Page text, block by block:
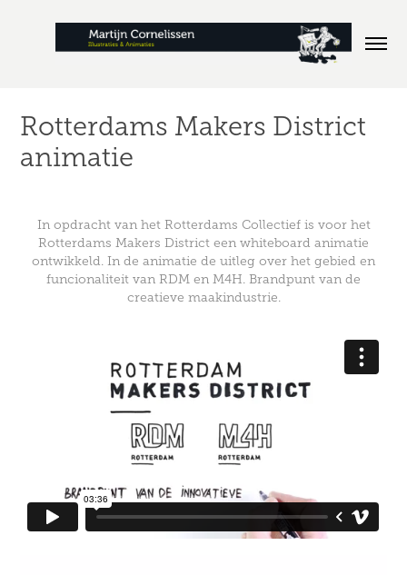
Rotterdams Makers District
animatie
In opdracht van het Rotterdams Collectief is voor het
Rotterdams Makers District een whiteboard animatie
ontwikkeld. In de animatie de uitleg over het gebied en
funcionaliteit van RDM en M4H. Brandpunt van de
creatieve maakindustrie.